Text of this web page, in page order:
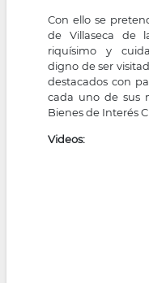
Con ello se
de Villaseca de
riquísimo y
digno de ser
destacados con
cada uno de sus
Bienes de Interés
Videos: